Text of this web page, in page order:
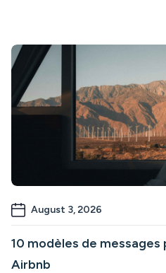
August 3, 2026
10 modèles de
Airbnb